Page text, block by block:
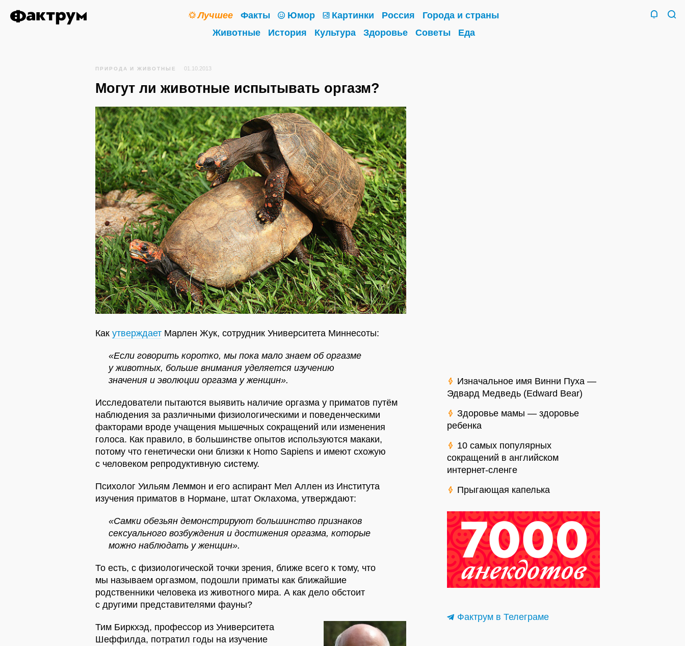
Лучшее Факты Юмор Картинки Россия
Города и страны
Животные
История Культура Здоровье Советы Еда
ПРИРОДА И ЖИВОТНЫЕ 01.10.2013
Могут ли животные испытывать оргазм?
Как утверждает Марлен Жук, сотрудник Университета Миннесоты:
«Если говорить коротко, мы пока мало знаем об оргазме
у животных, больше внимания уделяется изучению
значения и эволюции оргазма у женщин».
Исследователи пытаются выявить наличие оргазма у приматов путём
наблюдения за различными физиологическими и поведенческими
факторами вроде учащения мышечных сокращений или изменения
голоса. Как правило, в большинстве опытов используются макаки,
потому что генетически они близки к Homo Sapiens и имеют схожую
с человеком репродуктивную систему.
Психолог Уильям Леммон и его аспирант Мел Аллен из Института
изучения приматов в Нормане, штат Оклахома, утверждают:
«Самки обезьян демонстрируют большинство признаков
сексуального возбуждения и достижения оргазма, которые
можно наблюдать у женщин».
То есть, с физиологической точки зрения, ближе всего к тому, что
мы называем оргазмом, подошли приматы как ближайшие
родственники человека из животного мира. А как дело обстоит
с другими представителями фауны?
Тим Биркхэд, профессор из Университета
Шеффилда, потратил годы на изучение
Изначальное имя Винни Пуха —
Эдвард Медведь (Edward Bear)
Здоровье мамы — здоровье
ребенка
10 самых популярных
сокращений в английском
интернет-сленге
Прыгающая капелька
Фактрум в Телеграме